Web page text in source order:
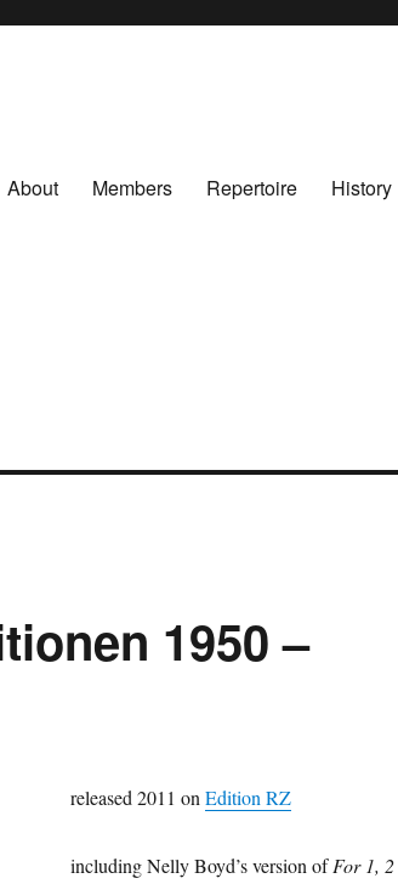
About Members Repertoire History
1950 –
released 2011 onEdition RZ
including Nelly Boyd’s version ofFor 1, 2